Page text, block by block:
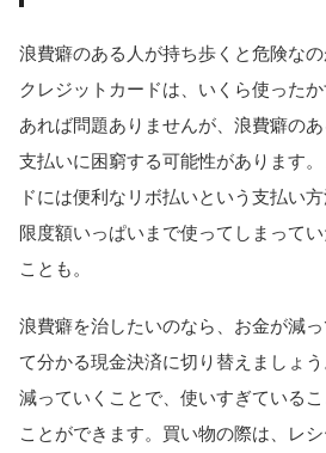
浪費癖のある人が持ち歩くと危険なの
クレジットカードは、いくら使った
あれば問題ありませんが、浪費癖の
支払いに困窮する可能性があります
ドには便利なリボ払いという支払い
限度額いっぱいまで使ってしまって
ことも。
浪費癖を治したいのなら、お金が減
て分かる現金決済に切り替えましょ
減っていくことで、使いすぎている
ことができます。買い物の際は、レ